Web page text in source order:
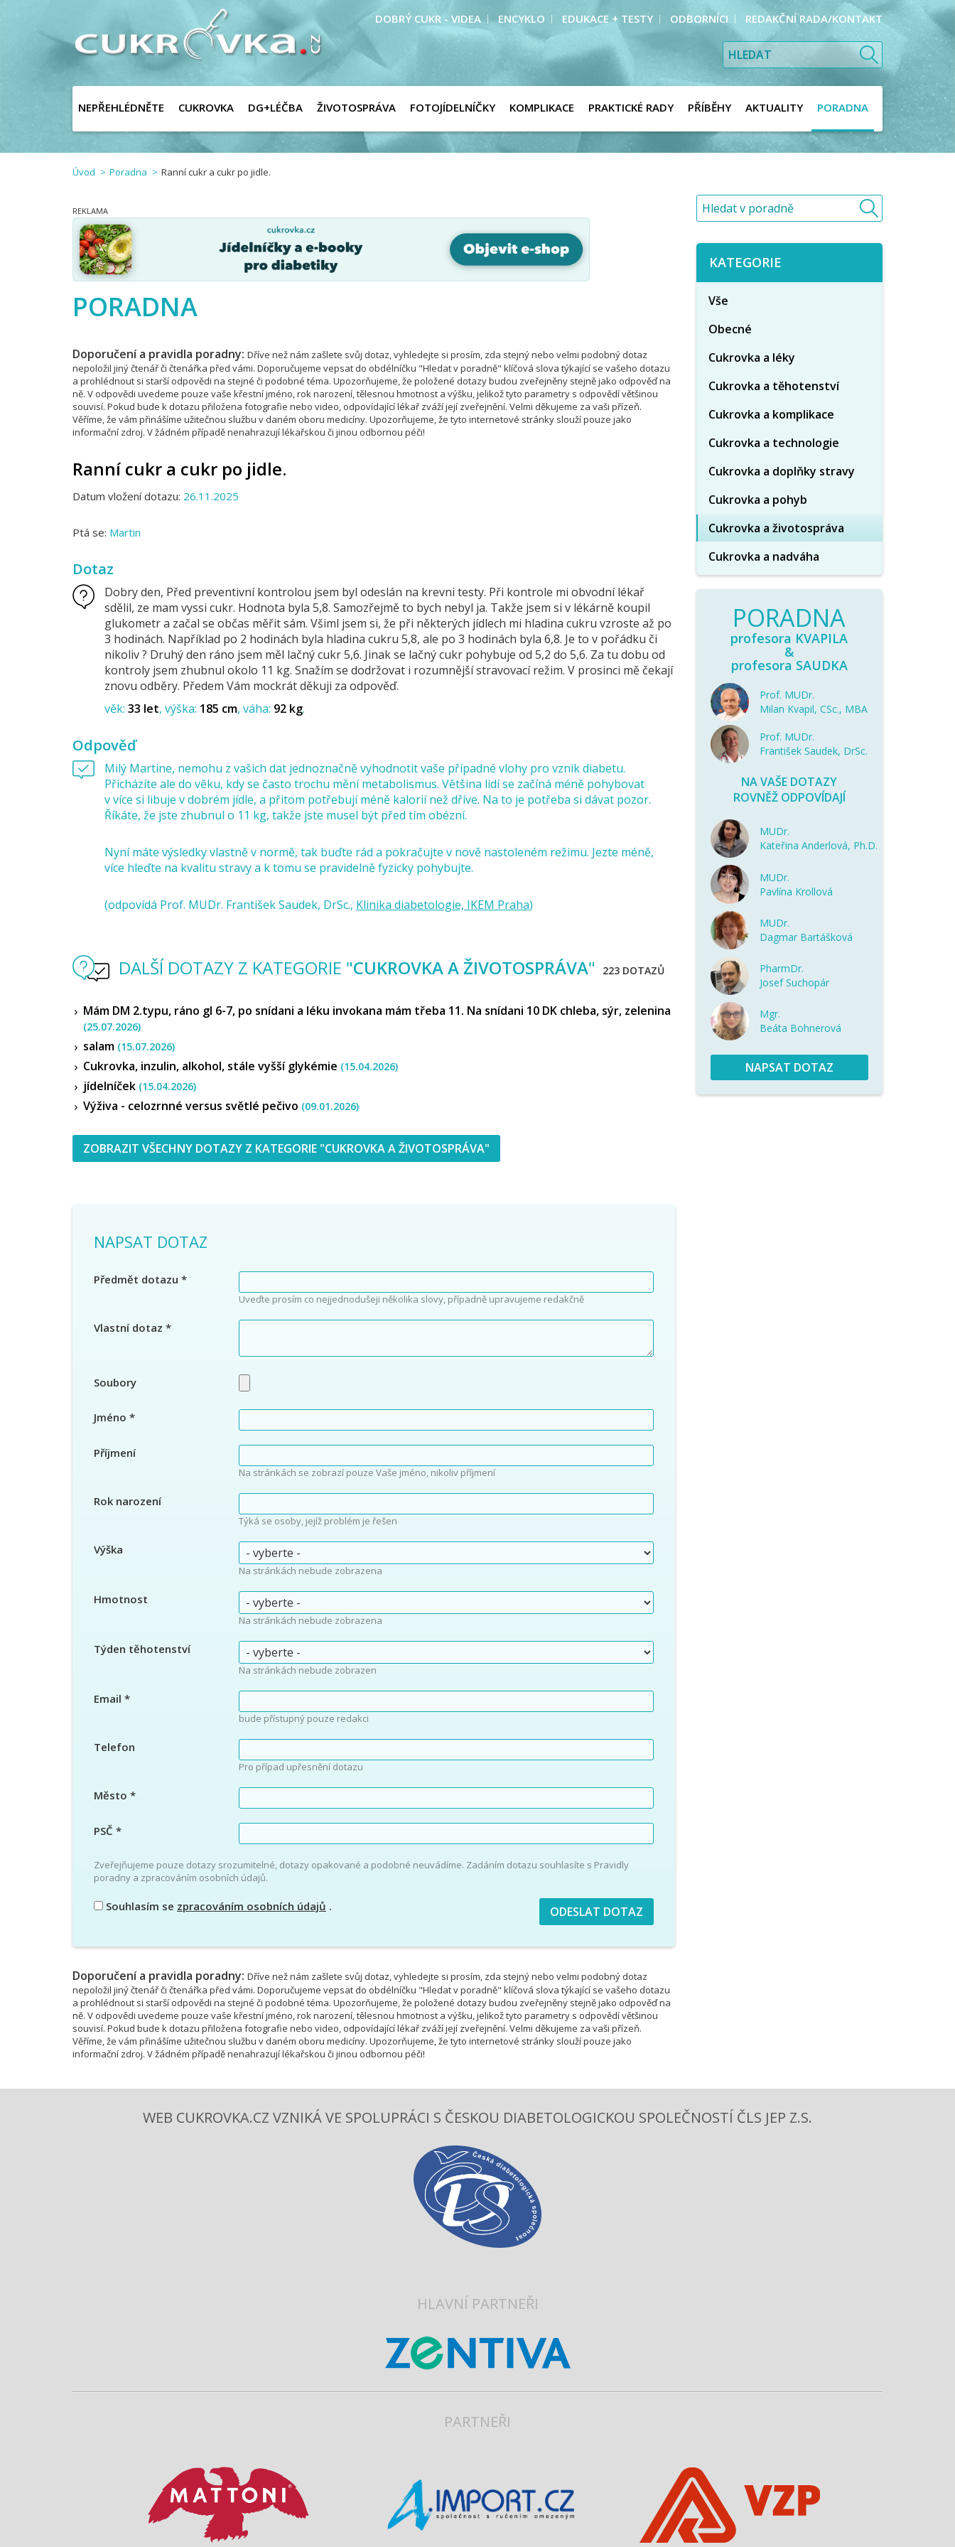
DOBRÝ CUKR - VIDEA ENCYKLO EDUKACE + TESTY ODBORNÍCI REDAKČNÍ RADA/KONTAKT
NEPŘEHLÉDNĚTE CUKROVKA DG+LÉČBA ŽIVOTOSPRÁVA FOTOJÍDELNÍČKY KOMPLIKACE PRAKTICKÉ RADY PŘÍBĚHY AKTUALITY PORADNA
Úvod Poradna Ranní cukr a cukr po jidle.
PORADNA
Doporučení a pravidla poradny: Dříve než nám zašlete svůj dotaz, vyhledejte si prosím, zda stejný nebo velmi podobný dotaz
nepoložil jiný čtenář či čtenářka před vámi. Doporučujeme vepsat do obdélníčku "Hledat v poradně" klíčová slova týkající se vašeho dotazu
a prohlédnout si starší odpovědi na stejné či podobné téma. Upozorňujeme, že položené dotazy budou zveřejněny stejně jako odpověď na
ně. V odpovědi uvedeme pouze vaše křestní jméno, rok narození, tělesnou hmotnost a výšku, jelikož tyto parametry s odpovědí většinou
souvisí. Pokud bude k dotazu přiložena fotografie nebo video, odpovídající lékař zváží její zveřejnění. Velmi děkujeme za vaši přízeň.
Věříme, že vám přinášíme užitečnou službu v daném oboru medicíny. Upozorňujeme, že tyto internetové stránky slouží pouze jako
informační zdroj. V žádném případě nenahrazují lékařskou či jinou odbornou péči!
Ranní cukr a cukr po jidle.
Datum vložení dotazu: 26.11.2025
Ptá se: Martin
Dotaz
Dobry den, Před preventivní kontrolou jsem byl odeslán na krevni testy. Při kontrole mi obvodní lékař
sdělil, ze mam vyssi cukr. Hodnota byla 5,8. Samozřejmě to bych nebyl ja. Takže jsem si v lékárně koupil
glukometr a začal se občas měřit sám. Všiml jsem si, že při některých jídlech mi hladina cukru vzroste až po
3 hodinách. Například po 2 hodinách byla hladina cukru 5,8, ale po 3 hodinách byla 6,8. Je to v pořádku či
nikoliv ? Druhý den ráno jsem měl lačný cukr 5,6. Jinak se lačný cukr pohybuje od 5,2 do 5,6. Za tu dobu od
kontroly jsem zhubnul okolo 11 kg. Snažím se dodržovat i rozumnější stravovací režim. V prosinci mě čekají
znovu odběry. Předem Vám mockrát děkuji za odpověď.
věk: 33 let výška: 185 cm váha: 92 kg
Odpověď
Milý Martine, nemohu z vašich dat jednoznačně vyhodnotit vaše případné vlohy pro vznik diabetu.
Přicházíte ale do věku, kdy se často trochu mění metabolismus. Většina lidí se začíná méně pohybovat
v více si libuje v dobrém jídle, a přitom potřebují méně kalorií než dříve. Na to je potřeba si dávat pozor.
Říkáte, že jste zhubnul o 11 kg, takže jste musel být před tím obézní.
Nyní máte výsledky vlastně v normě, tak buďte rád a pokračujte v nově nastoleném režimu. Jezte méně,
více hleďte na kvalitu stravy a k tomu se pravidelně fyzicky pohybujte.
(odpovídá Prof. MUDr. František Saudek, DrSc., Klinika diabetologie, IKEM Praha)
DALŠÍ DOTAZY Z KATEGORIE "CUKROVKA A ŽIVOTOSPRÁVA" 223 DOTAZŮ
Mám DM 2.typu, ráno gl 6-7, po snídani a léku invokana mám třeba 11. Na snídani 10 DK chleba, sýr, zelenina
(25.07.2026)
salam (15.07.2026)
Cukrovka, inzulin, alkohol, stále vyšší glykémie (15.04.2026)
jídelníček (15.04.2026)
Výživa - celozrnné versus světlé pečivo (09.01.2026)
ZOBRAZIT VŠECHNY DOTAZY Z KATEGORIE "CUKROVKA A ŽIVOTOSPRÁVA"
NAPSAT DOTAZ
Předmět dotazu *
Uveďte prosím co nejjednodušeji několika slovy, případně upravujeme redakčně
Vlastní dotaz *
Soubory
Jméno *
Příjmení
Na stránkách se zobrazí pouze Vaše jméno, nikoliv příjmení
Rok narození
Týká se osoby, jejíž problém je řešen
Výška
Na stránkách nebude zobrazena
Hmotnost
Na stránkách nebude zobrazena
Týden těhotenství
Na stránkách nebude zobrazen
Email *
bude přístupný pouze redakci
Telefon
Pro případ upřesnění dotazu
Město *
PSČ *
Zveřejňujeme pouze dotazy srozumitelné, dotazy opakované a podobné neuvádíme. Zadáním dotazu souhlasíte s Pravidly
poradny a zpracováním osobních údajů.
Souhlasím se zpracováním osobních údajů .
Doporučení a pravidla poradny: Dříve než nám zašlete svůj dotaz, vyhledejte si prosím, zda stejný nebo velmi podobný dotaz
nepoložil jiný čtenář či čtenářka před vámi. Doporučujeme vepsat do obdélníčku "Hledat v poradně" klíčová slova týkající se vašeho dotazu
a prohlédnout si starší odpovědi na stejné či podobné téma. Upozorňujeme, že položené dotazy budou zveřejněny stejně jako odpověď na
ně. V odpovědi uvedeme pouze vaše křestní jméno, rok narození, tělesnou hmotnost a výšku, jelikož tyto parametry s odpovědí většinou
souvisí. Pokud bude k dotazu přiložena fotografie nebo video, odpovídající lékař zváží její zveřejnění. Velmi děkujeme za vaši přízeň.
Věříme, že vám přinášíme užitečnou službu v daném oboru medicíny. Upozorňujeme, že tyto internetové stránky slouží pouze jako
informační zdroj. V žádném případě nenahrazují lékařskou či jinou odbornou péči!
KATEGORIE
Vše
Obecné
Cukrovka a léky
Cukrovka a těhotenství
Cukrovka a komplikace
Cukrovka a technologie
Cukrovka a doplňky stravy
Cukrovka a pohyb
Cukrovka a životospráva
Cukrovka a nadváha
PORADNA
profesora KVAPILA
&
profesora SAUDKA
Prof. MUDr.
Milan Kvapil, CSc., MBA
Prof. MUDr.
František Saudek, DrSc.
NA VAŠE DOTAZY
ROVNĚŽ ODPOVÍDAJÍ
MUDr.
Kateřina Anderlová, Ph.D.
MUDr.
Pavlína Krollová
MUDr.
Dagmar Bartášková
PharmDr.
Josef Suchopár
Mgr.
Beáta Bohnerová
NAPSAT DOTAZ
WEB CUKROVKA.CZ VZNIKÁ VE SPOLUPRÁCI S ČESKOU DIABETOLOGICKOU SPOLEČNOSTÍ ČLS JEP Z.S.
HLAVNÍ PARTNEŘI
PARTNEŘI